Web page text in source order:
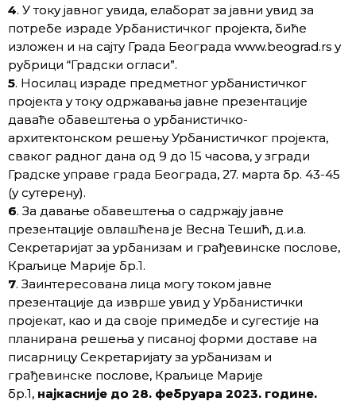
4. У току јавног увида, елаборат за јавни увид за
потребе израде Урбанистичког пројекта, биће
изложен и на сајту Града Београда www.beograd.rs у
рубрици “Градски огласи”.
5. Носилац израде предметног урбанистичког
пројекта у току одржавања јавне презентације
даваће обавештења о урбанистичко-
архитектонском решењу Урбанистичког пројекта,
сваког радног дана од 9 до 15 часова, у згради
Градске управе града Београда, 27. марта бр. 43-45
(у сутерену).
6. За давање обавештења о садржају јавне
презентације овлашћена је Весна Тешић, д.и.а.
Секретаријат за урбанизам и грађевинске послове,
Краљице Марије бр.1.
7. Заинтересована лица могу током јавне
презентације да изврше увид у Урбанистички
пројекат, као и да своје примедбе и сугестије на
планирана решења у писаној форми доставе на
писарницу Секретаријату за урбанизам и
грађевинске послове, Краљице Марије
бр.1, најкасније до 28. фебруара 2023. године.